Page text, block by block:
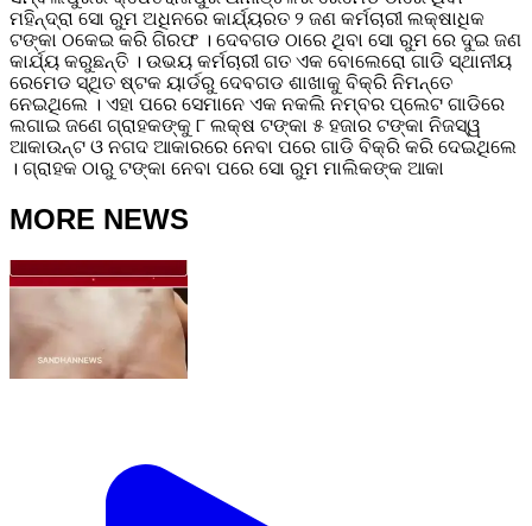
ମହିନ୍ଦ୍ରା ସୋ ରୁମ ଅଧିନରେ କାର୍ଯ୍ୟରତ ୨ ଜଣ କର୍ମଚାରୀ ଲକ୍ଷାଧିକ
ଟଙ୍କା ଠକେଇ କରି ଗିରଫ । ଦେବଗଡ ଠାରେ ଥିବା ସୋ ରୁମ ରେ ଦୁଇ ଜଣ
କାର୍ଯ୍ୟ କରୁଛନ୍ତି । ଉଭୟ କର୍ମଚାରୀ ଗତ ଏକ ବୋଲେରୋ ଗାଡି ସ୍ଥାନୀୟ
ରେମେଡ ସ୍ଥିତ ଷ୍ଟକ ୟାର୍ଡରୁ ଦେବଗଡ ଶାଖାକୁ ବିକ୍ରି ନିମନ୍ତେ
ନେଇଥିଲେ । ଏହା ପରେ ସେମାନେ ଏକ ନକଲି ନମ୍ବର ପ୍ଲେଟ ଗାଡିରେ
ଲଗାଇ ଜଣେ ଗ୍ରାହକଙ୍କୁ ୮ ଲକ୍ଷ ଟଙ୍କା ୫ ହଜାର ଟଙ୍କା ନିଜସ୍ୱ
ଆକାଉନ୍ଟ ଓ ନଗଦ ଆକାରରେ ନେବା ପରେ ଗାଡି ବିକ୍ରି କରି ଦେଇଥିଲେ
। ଗ୍ରାହକ ଠାରୁ ଟଙ୍କା ନେବା ପରେ ସୋ ରୁମ ମାଲିକଙ୍କ ଆକା
MORE NEWS